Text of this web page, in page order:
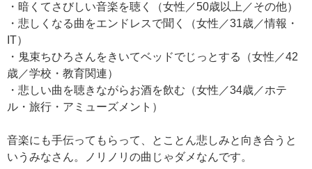
・暗くてさびしい音楽を聴く（女性／50歳以上／その他）
・悲しくなる曲をエンドレスで聞く（女性／31歳／情報・
IT）
・鬼束ちひろさんをきいてベッドでじっとする（女性／42
歳／学校・教育関連）
・悲しい曲を聴きながらお酒を飲む（女性／34歳／ホテ
ル・旅行・アミューズメント）
音楽にも手伝ってもらって、とことん悲しみと向き合うと
いうみなさん。ノリノリの曲じゃダメなんです。